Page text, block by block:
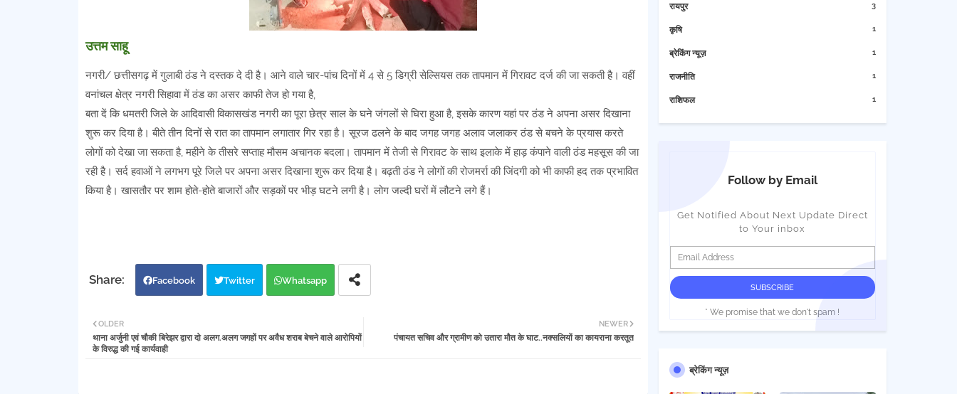
उत्तम साहू
नगरी/ छत्तीसगढ़ में गुलाबी ठंड ने दस्तक दे दी है। आने वाले चार-पांच दिनों में 4 से 5 डिग्री सेल्सियस तक तापमान में गिरावट दर्ज की जा सकती है। वहीं
वनांचल क्षेत्र नगरी सिहावा में ठंड का असर काफी तेज हो गया है,
बता दें कि धमतरी जिले के आदिवासी विकासखंड नगरी का पूरा छेत्र साल के घने जंगलों से घिरा हुआ है, इसके कारण यहां पर ठंड ने अपना असर दिखाना
शुरू कर दिया है। बीते तीन दिनों से रात का तापमान लगातार गिर रहा है। सूरज ढलने के बाद जगह जगह अलाव जलाकर ठंड से बचने के प्रयास करते
लोगों को देखा जा सकता है, महीने के तीसरे सप्ताह मौसम अचानक बदला। तापमान में तेजी से गिरावट के साथ इलाके में हाड़ कंपाने वाली ठंड महसूस की जा
रही है। सर्द हवाओं ने लगभग पूरे जिले पर अपना असर दिखाना शुरू कर दिया है। बढ़ती ठंड ने लोगों की रोजमर्रा की जिंदगी को भी काफी हद तक प्रभावित
किया है। खासतौर पर शाम होते-होते बाजारों और सड़कों पर भीड़ घटने लगी है। लोग जल्दी घरों में लौटने लगे हैं।
Facebook Twitter Whatsapp
NEWER
पंचायत सचिव और ग्रामीण को उतारा मौत के घाट..नक्सलियों का कायराना करतूत
OLDER
थाना अर्जुनी एवं चौकी बिरेझर द्वारा दो अलग.अलग जगहों पर अवैध शराब बेचने वाले आरोपियों
के विरुद्ध की गई कार्यवाही
रायपुर 3
कृषि 1
ब्रेकिंग न्यूज़ 1
राजनीति 1
राशिफल 1
Follow by Email
Get Notified About Next Update Direct
to Your inbox
* We promise that we don't spam !
ब्रेकिंग न्यूज़